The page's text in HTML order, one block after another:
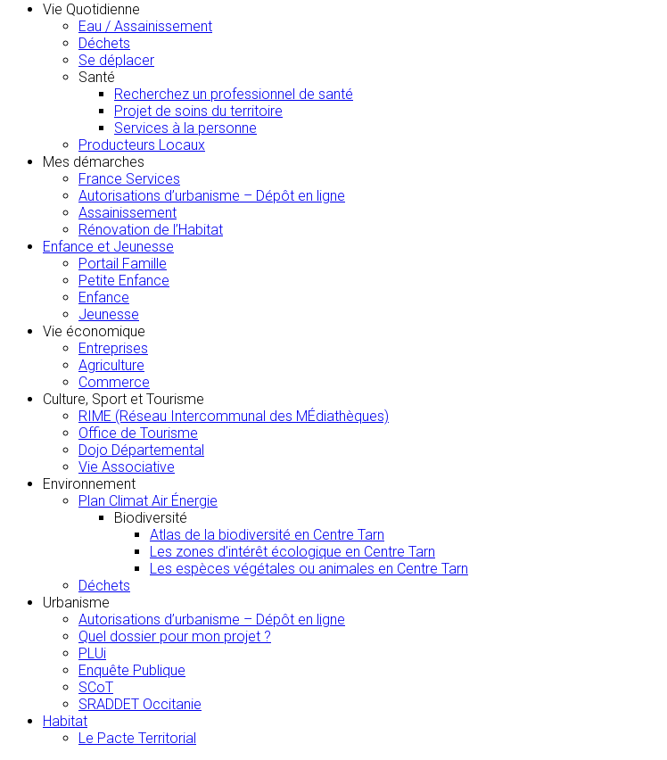
Vie Quotidienne
Eau / Assainissement
Déchets
Se déplacer
Santé
Recherchez un professionnel de santé
Projet de soins du territoire
Services à la personne
Producteurs Locaux
Mes démarches
France Services
Autorisations d’urbanisme – Dépôt en ligne
Assainissement
Rénovation de l’Habitat
Enfance et Jeunesse
Portail Famille
Petite Enfance
Enfance
Jeunesse
Vie économique
Entreprises
Agriculture
Commerce
Culture, Sport et Tourisme
RIME (Réseau Intercommunal des MÉdiathèques)
Office de Tourisme
Dojo Départemental
Vie Associative
Environnement
Plan Climat Air Énergie
Biodiversité
Atlas de la biodiversité en Centre Tarn
Les zones d’intérêt écologique en Centre Tarn
Les espèces végétales ou animales en Centre Tarn
Déchets
Urbanisme
Autorisations d’urbanisme – Dépôt en ligne
Quel dossier pour mon projet ?
PLUi
Enquête Publique
SCoT
SRADDET Occitanie
Habitat
Le Pacte Territorial